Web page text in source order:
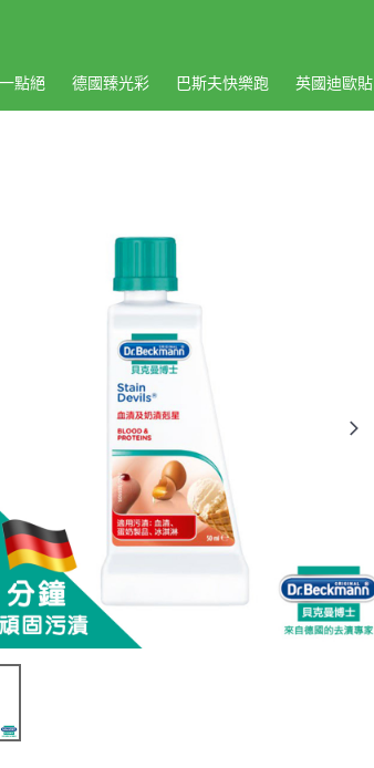
點絕 德國臻光彩 巴斯夫快樂跑 英國迪歐貼